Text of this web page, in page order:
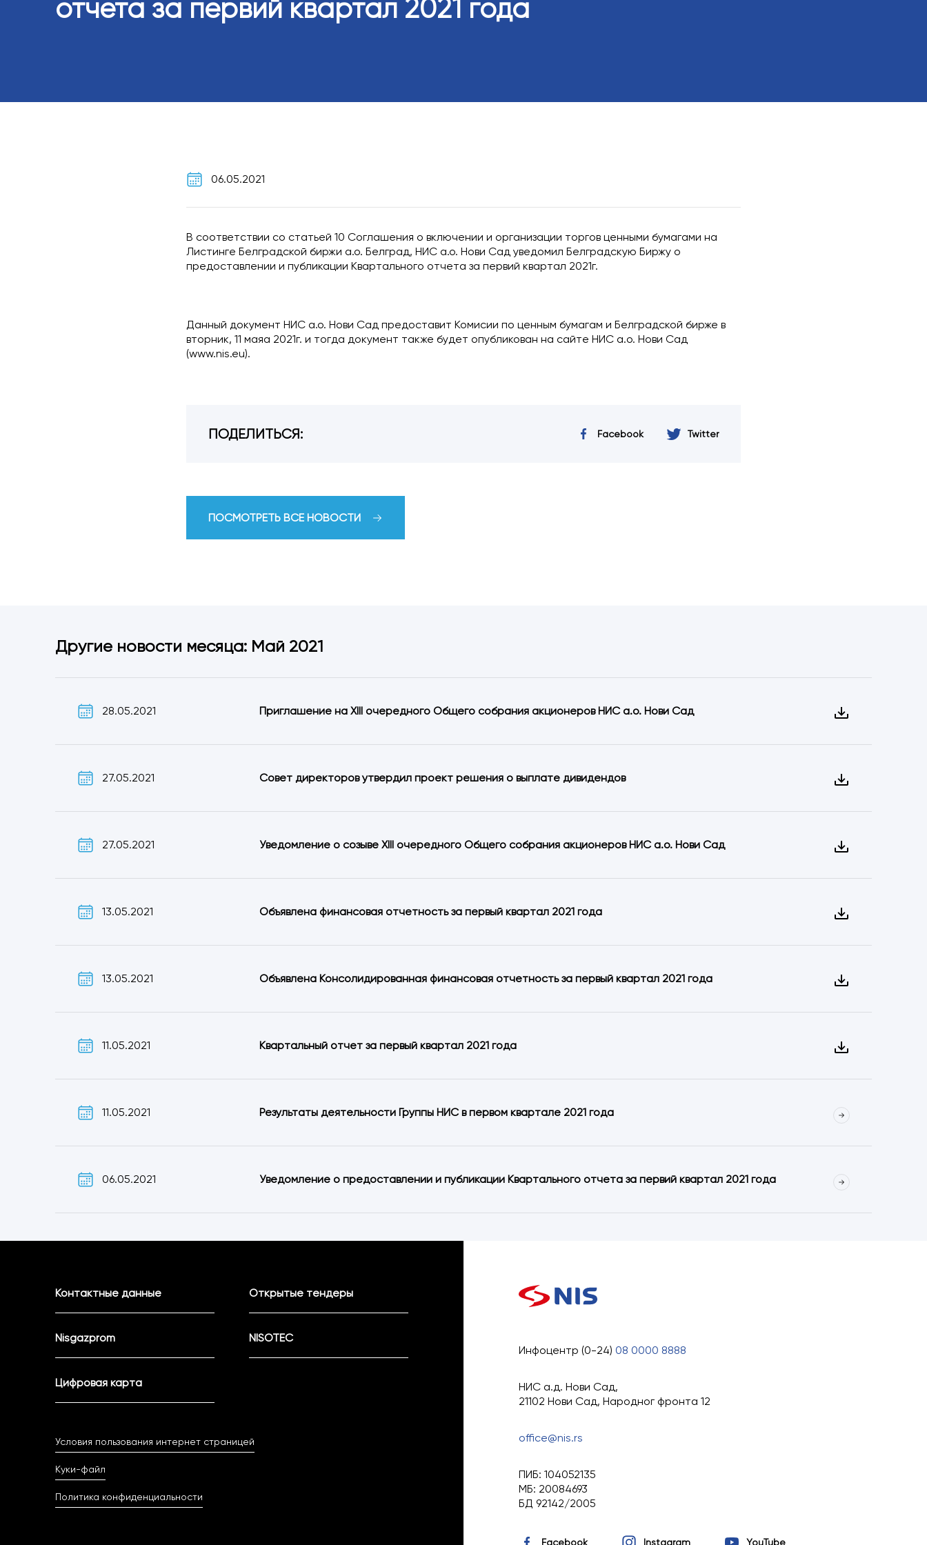
отчета за первий квартал 2021 года
06.05.2021
В соответствии со статьей 10 Соглашения о включении и организации торгов ценными бумагами на
Листинге Белградской биржи а.о. Белград, НИС а.о. Нови Сад уведомил Белградскую Биржу о
предоставлении и публикации Квартального отчета за первий квартал 2021г.
Данный документ НИС а.о. Нови Сад предоставит Комисии по ценным бумагам и Белградской бирже в
вторник, 11 маяа 2021г. и тогда документ также будет опубликован на сайте НИС а.o. Нови Сад
(www.nis.eu).
ПОДЕЛИТЬСЯ: Facebook Twitter
ПОСМОТРЕТЬ ВСЕ НОВОСТИ
Другие новости месяца: Май 2021
28.05.2021 Приглашение на XIII очередного Общего собрания акционеров НИС а.o. Нови Сад
27.05.2021 Совет директоров утвердил проект решения о выплате дивидендов
27.05.2021 Уведомление о созыве XIII очередного Общего собрания акционеров НИС а.o. Нови Сад
13.05.2021 Объявленa финансовая отчетность за первый квартал 2021 года
13.05.2021 Объявленa Консолидированная финансовая отчетность за первый квартал 2021 года
11.05.2021 Квартальный отчет за первый квартал 2021 года
11.05.2021 Результаты деятельности Группы НИС в первом квартале 2021 года
06.05.2021 Уведомление о предоставлении и публикации Квартального отчета за первий квартал 2021 года
Контактные данные Открытые тендеры
Nisgazprom NISOTEC
Цифровая карта
Условия пользования интернет страницей
Куки-файл
Политика конфиденциальности
Инфоцентр (0-24) 08 0000 8888
НИС а.д. Нови Сад,
21102 Нови Сад, Народног фронта 12
office@nis.rs
ПИБ: 104052135
МБ: 20084693
БД 92142/2005
Facebook Instagram YouTube